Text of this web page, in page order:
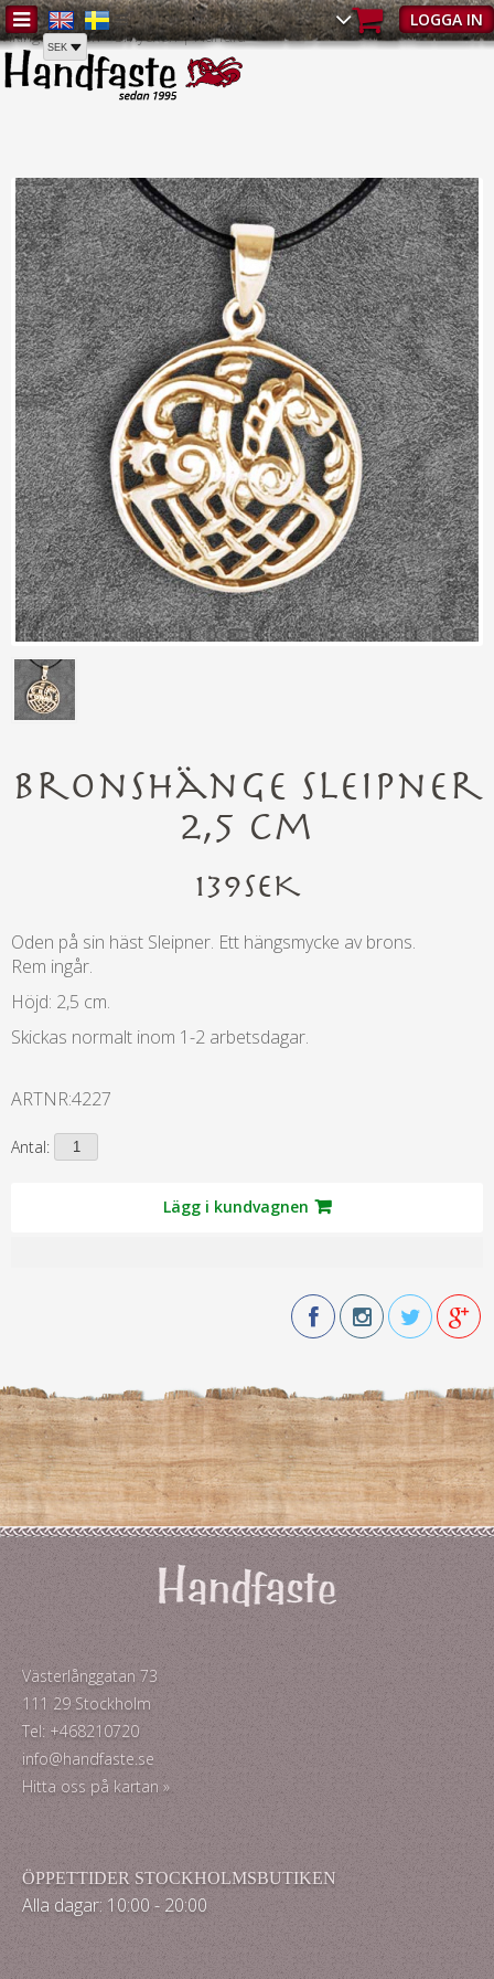
LOGGA IN
Hem/Smycken/Vikingahängen/Bronshänge Sleipner 2,5 cm |
Vikingahängen - Smycken | Handfa
Bronshänge Sleipner
2,5 cm
139SEK
Oden på sin häst Sleipner. Ett hängsmycke av brons.
Rem ingår.
Höjd: 2,5 cm.
Skickas normalt inom 1-2 arbetsdagar.
ARTNR:4227
Antal:
Lägg i kundvagnen
Västerlånggatan 73
111 29 Stockholm
Tel: +468210720
info@handfaste.se
Hitta oss på kartan »
ÖPPETTIDER STOCKHOLMSBUTIKEN
Alla dagar: 10:00 - 20:00